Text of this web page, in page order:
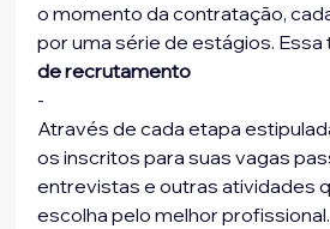
o momento da contratação,
por uma série de estágios.
de recrutamento
-
Através de cada etapa
os inscritos para suas vagas
entrevistas e outras atividades
escolha pelo melhor profissional.